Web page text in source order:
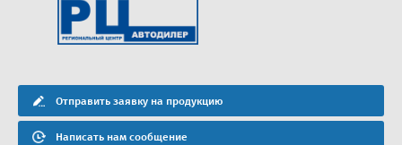
Отправить заявку на продукцию
Написать нам сообщение